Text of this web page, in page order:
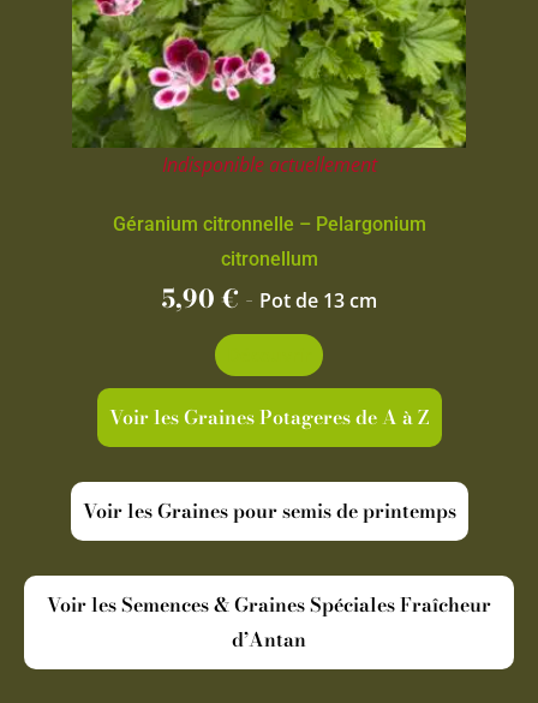
Indisponible actuellement
Géranium citronnelle – Pelargonium
citronellum
5,90€ - Pot de 13 cm
Voir les Graines Potageres de A à Z
Voir les Graines pour semis de printemps
Voir les Semences & Graines Spéciales Fraîcheur
d’Antan